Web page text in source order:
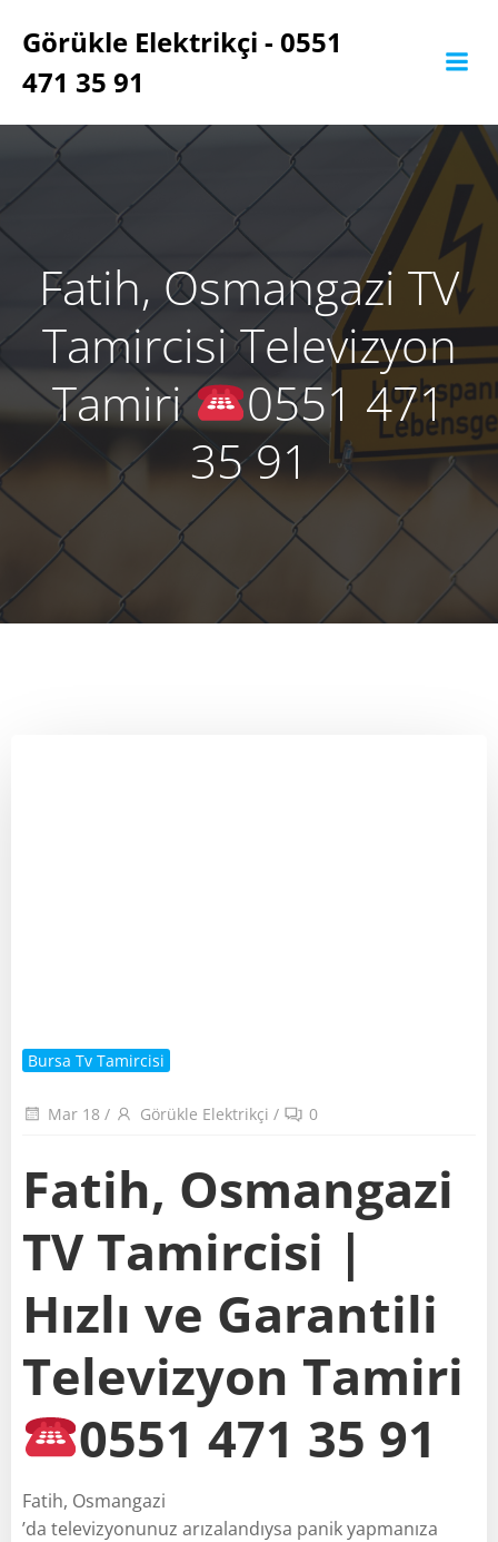
geç
Görükle Elektrikçi - 0551
471 35 91
Fatih, Osmangazi TV
Tamircisi Televizyon
Tamiri
0551 471
35 91
Bursa Tv Tamircisi
Mar 18 / Görükle Elektrikçi / 0
Fatih, Osmangazi
TV Tamircisi |
Hızlı ve Garantili
Televizyon Tamiri
0551 471 35 91
Fatih, Osmangazi
’da televizyonunuz arızalandıysa panik yapmanıza